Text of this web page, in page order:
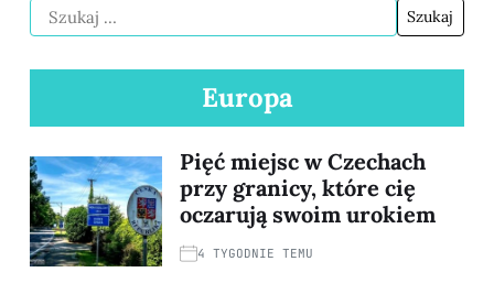
Europa
Pięć miejsc w Czechach
przy granicy, które cię
oczarują swoim urokiem
4 TYGODNIE TEMU